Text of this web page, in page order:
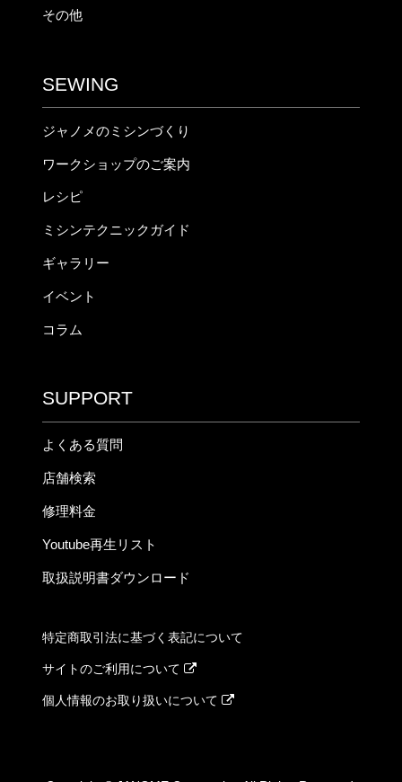
その他
SEWING
ジャノメのミシンづくり
ワークショップのご案内
レシピ
ミシンテクニックガイド
ギャラリー
イベント
コラム
SUPPORT
よくある質問
店舗検索
修理料金
Youtube再生リスト
取扱説明書ダウンロード
特定商取引法に基づく表記について
サイトのご利用について
個人情報のお取り扱いについて